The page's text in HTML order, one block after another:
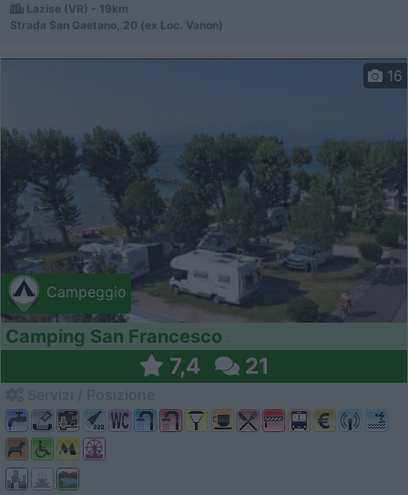
Lazise (VR) - 19km
Strada San Gaetano, 20 (ex Loc. Vanon)
Campeggio
16
Camping San Francesco
7,4 21